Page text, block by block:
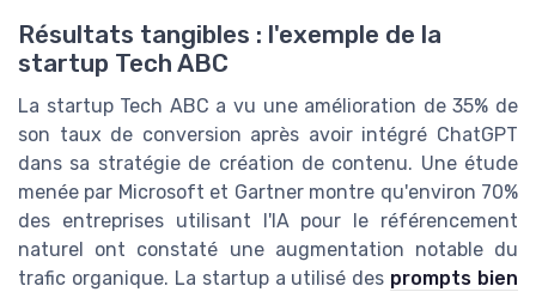
Résultats tangibles : l'exemple de la
startup Tech ABC
La startup Tech ABC a vu une amélioration de 35% de
son taux de conversion après avoir intégré ChatGPT
dans sa stratégie de création de contenu. Une étude
menée par Microsoft et Gartnermontre qu'environ 70%
des entreprises utilisant l'IA pour le référencement
naturel ont constaté une augmentation notable du
trafic organique. La startup a utilisé des prompts bien